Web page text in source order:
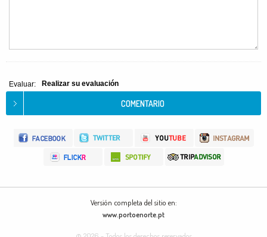
Evaluar: Realizar su evaluación
Versión completa del sitio en:
www.portoenorte.pt